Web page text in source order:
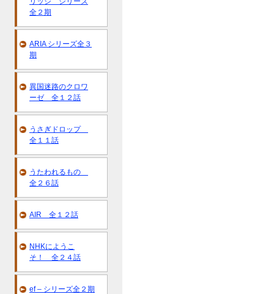
全２期
ARIA シリーズ全３
期
異国迷路のクロワ
ーゼ 全１２話
うさぎドロップ
全１１話
うたわれるもの
全２６話
AIR 全１２話
NHKにようこ
そ！ 全２４話
ef – シリーズ全２期